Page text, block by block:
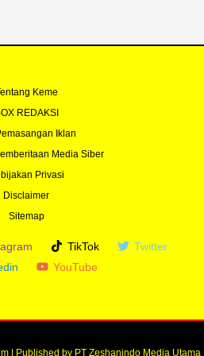
Keme
REDAKSI
Iklan
Media Siber
Privasi
Disclaimer
Sitemap
TikTok
Twitter
YouTube
| Published by PT Zeshanindo Media Utama